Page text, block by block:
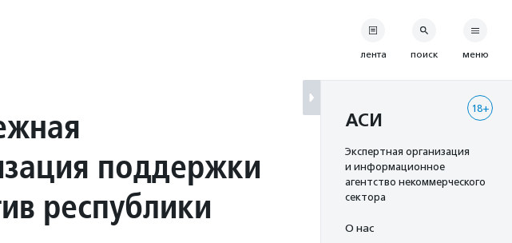
поддержки
республики
лента поиск меню
18+
АСИ
Экспертная организация
и информационное
агентство некоммерческого
сектора
О нас